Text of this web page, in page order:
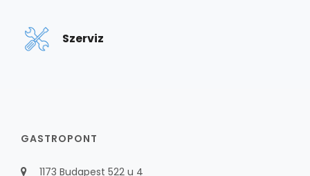
Szerviz
GASTROPONT
1173 Budapest 522 u 4